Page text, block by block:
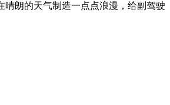
朗的天气制造一点点浪漫，给副驾驶